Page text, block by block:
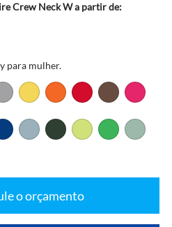
Crew Neck W a partir de:
para mulher.
o orçamento